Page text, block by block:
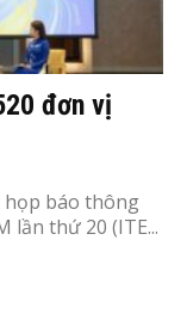
đơn vị
họp báo thông
lần thứ 20 (ITE...